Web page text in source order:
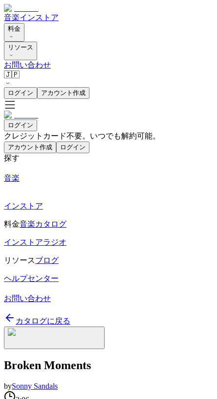
音楽インストア
料金
リソース
お問い合わせ
🇯🇵
ログイン アカウント作成
ログイン
クレジットカード不要。いつでも解約可能。
アカウント作成 ログイン
探す
音楽
インストア
料金音楽カタログ
インストアラジオ
リソースブログ
ヘルプセンター
お問い合わせ
カタログに戻る
Broken Moments
bySonny Sandals